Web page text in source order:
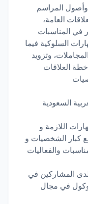
المراسم
العامة،
في المناسبات
السلوكية فيما
وتزويد
العلاقات
السعودية
اللازمة و
كبار الشخصيات و
والفعاليات
لدى المشاركين في
في مجال